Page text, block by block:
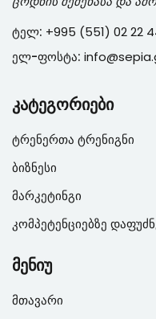
ტელ: +995 (551) 02 22
ელ-ფოსტა:
კატეგორიები
ტრენერთა ტრენიგნი
ბიზნესი
მარკეტინგი
კომპეტენციებზე
მენიუ
მთავარი